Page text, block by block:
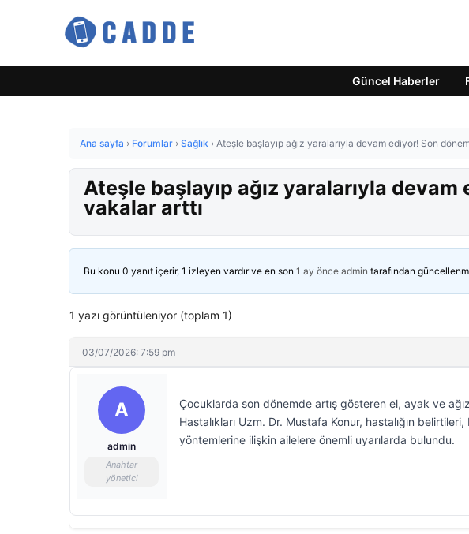
Güncel Haberler
Ana sayfa › Forumlar › Sağlık › Ateşle başlayıp ağız yaralarıyla devam ediyor! Son
Ateşle başlayıp ağız yaralarıyla
vakalar arttı
Bu konu 0 yanıt içerir, 1 izleyen vardır ve en son 1 ay önce admin tarafından
1 yazı görüntüleniyor (toplam 1)
03/07/2026: 7:59 pm
A
admin
Anahtar
yönetici
Çocuklarda son dönemde artış gösteren el, ayak ve
Hastalıkları Uzm. Dr. Mustafa Konur, hastalığın
yöntemlerine ilişkin ailelere önemli uyarılarda bulundu.